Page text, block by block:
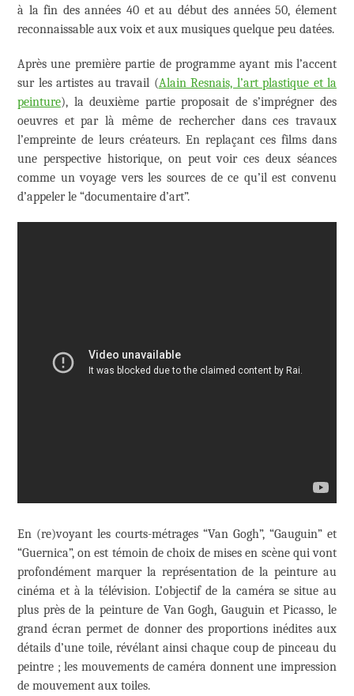
à la fin des années 40 et au début des années 50, élement
reconnaissable aux voix et aux musiques quelque peu datées.
Après une première partie de programme ayant mis l’accent
sur les artistes au travail (Alain Resnais, l’art plastique et la
peinture), la deuxième partie proposait de s’imprégner des
oeuvres et par là même de rechercher dans ces travaux
l’empreinte de leurs créateurs. En replaçant ces films dans
une perspective historique, on peut voir ces deux séances
comme un voyage vers les sources de ce qu’il est convenu
d’appeler le “documentaire d’art”.
En (re)voyant les courts-métrages “Van Gogh”, “Gauguin” et
“Guernica”, on est témoin de choix de mises en scène qui vont
profondément marquer la représentation de la peinture au
cinéma et à la télévision. L’objectif de la caméra se situe au
plus près de la peinture de Van Gogh, Gauguin et Picasso, le
grand écran permet de donner des proportions inédites aux
détails d’une toile, révélant ainsi chaque coup de pinceau du
peintre ; les mouvements de caméra donnent une impression
de mouvement aux toiles.